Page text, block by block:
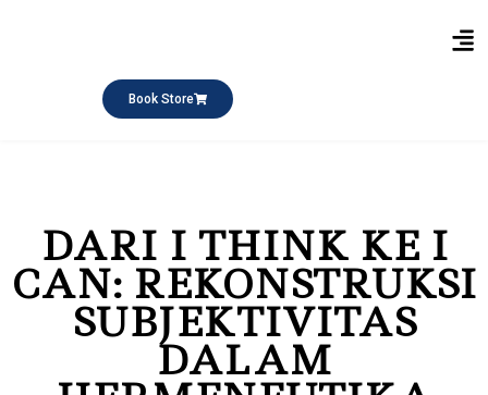
Book Store
DARI I THINK KE I
CAN: REKONSTRUKSI
SUBJEKTIVITAS
DALAM